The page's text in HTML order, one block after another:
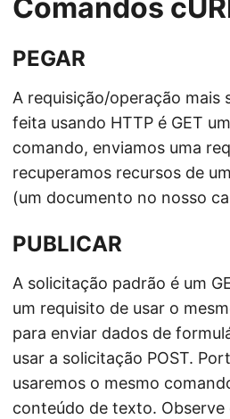
Comandos
PEGAR
A requisição/operação mais
feita usando HTTP é GET
comando, enviamos uma
recuperamos recursos de
(um documento no nosso
PUBLICAR
A solicitação padrão é um
um requisito de usar o
para enviar dados de
usar a solicitação POST.
usaremos o mesmo
conteúdo de texto. Observe